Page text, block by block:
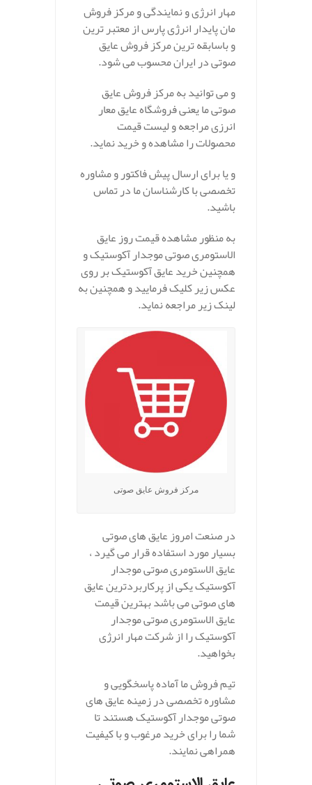
مهار انرژی و نمایندگی و مرکز فروش
مان پایدار انرژی پارس از معتبر ترین
و باسابقه ترین مرکز فروش عایق
صوتی در ایران محسوب می شود.
و می توانید به مرکز فروش عایق
صوتی ما یعنی فروشگاه عایق معار
انرزی مراجعه و لیست قیمت
محصولات را مشاهده و خرید نماید.
و یا برای ارسال پیش فاکتور و مشاوره
تخصصی با کارشناسان ما در تماس
باشید.
به منظور مشاهده قیمت روز عایق
الاستومری صوتی موجدار آکوستیک و
همچنین خرید عایق آکوستیک بر روی
عکس زیر کلیک فرمایید و همچنین به
لینک زیر مراجعه نماید.
مرکز فروش عایق صوتی
در صنعت امروز عایق های صوتی
بسیار مورد استفاده قرار می گیرد ،
عایق الاستومری صوتی موجدار
آکوستیک یکی از پرکاربردترین عایق
های صوتی می باشد بهترین قیمت
عایق الاستومری صوتی موجدار
آکوستیک را از شرکت مهار انرژی
بخواهید.
تیم فروش ما آماده پاسخگویی و
مشاوره تخصصی در زمینه عایق های
صوتی موجدار آکوستیک هستند تا
شما را برای خرید مرغوب و با کیفیت
همراهی نمایند.